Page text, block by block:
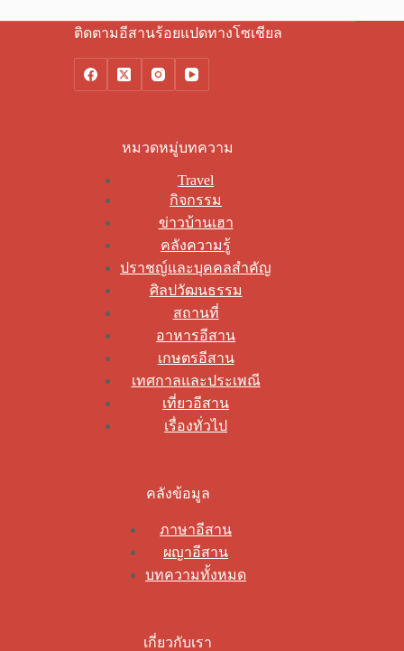
ติดตามอีสานร้อยแปดทางโซเชียล
หมวดหมู่บทความ
Travel
กิจกรรม
ข่าวบ้านเฮา
คลังความรู้
ปราชญ์และบุคคลสำคัญ
ศิลปวัฒนธรรม
สถานที่
อาหารอีสาน
เกษตรอีสาน
เทศกาลและประเพณี
เที่ยวอีสาน
เรื่องทั่วไป
คลังข้อมูล
ภาษาอีสาน
ผญาอีสาน
บทความทั้งหมด
เกี่ยวกับเรา